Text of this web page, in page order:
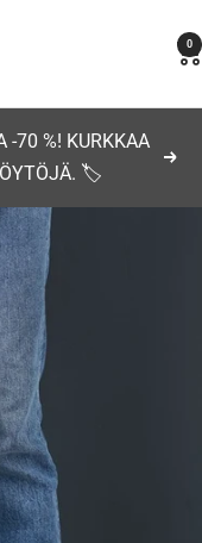
0
-70 %! KURKKAA
🏷️